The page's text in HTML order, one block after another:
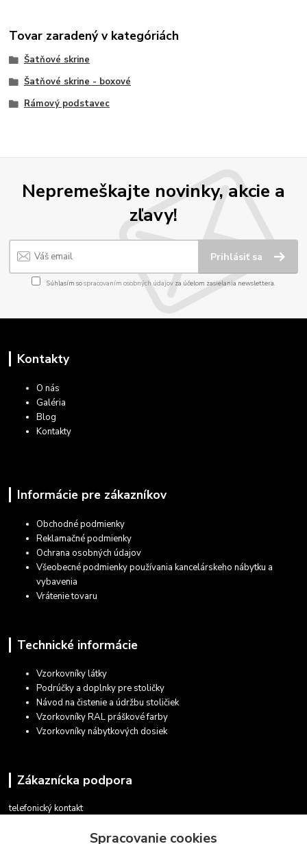
Tovar zaradený v kategóriách
Šatňové skrine
Šatňové skrine - boxové
Rámový podstavec
Nepremeškajte novinky, akcie a
zľavy!
Prihlásiť sa
Súhlasím sospracovaním osobných údajov za účelom zasielania newslettera.
Kontakty
O nás
Galéria
Blog
Kontakty
Informácie pre zákazníkov
Obchodné podmienky
Reklamačné podmienky
Ochrana osobných údajov
Všeobecné podmienky používania kancelárskeho nábytku a
vybavenia
Vrátenie tovaru
Technické informácie
Vzorkovníky látky
Podrúčky a doplnky pre stoličky
Návod na čistenie a údržbu stoličiek
Vzorkovníky RAL práškové farby
Vzorkovníky nábytkových dosiek
Zákaznícka podpora
telefonický kontakt
v pracovných dňoch 08.30 - 16.00Spracovanie cookies